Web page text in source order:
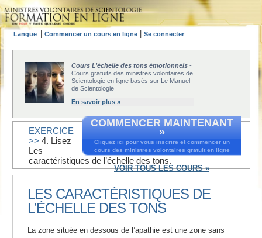
Langue Commencer un cours en ligne Se connecter
Cours L’échelle des tons émotionnels -
Cours gratuits des ministres volontaires de
Scientologie en ligne basés sur Le Manuel
de Scientologie
En savoir plus »
COMMENCER MAINTENANT
»
Cliquez ici pour vous inscrire et commencer un
cours des ministres volontaires gratuit en ligne
VOIR TOUS LES COURS »
EXERCICE
>> 4. Lisez
Les
caractéristiques de l’échelle des tons.
LES CARACTÉRISTIQUES DE
L’ÉCHELLE DES TONS
La zone située en dessous de l’apathie est une zone sans